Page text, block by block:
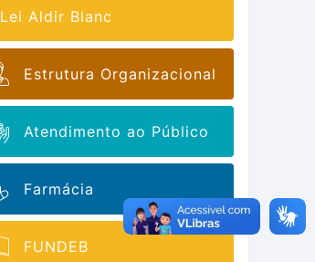
Lei Aldir Blanc
Estrutura Organizacional
Atendimento ao Público
Farmácia
FUNDEB